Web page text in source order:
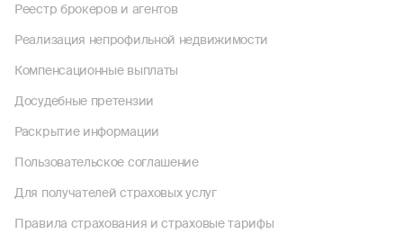
Реестр брокеров и агентов
Реализация непрофильной недвижимости
Компенсационные выплаты
Досудебные претензии
Раскрытие информации
Пользовательское соглашение
Для получателей страховых услуг
Правила страхования и страховые тарифы